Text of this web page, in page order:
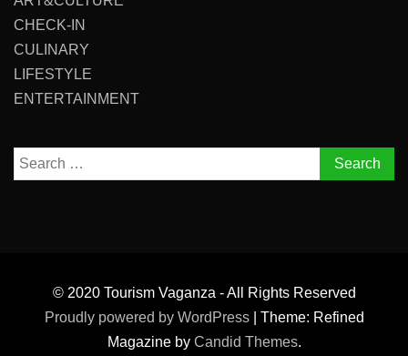
CHECK-IN
CULINARY
LIFESTYLE
ENTERTAINMENT
Search
for:
© 2020 Tourism Vaganza - All Rights Reserved
Proudly powered by WordPress
Theme: Refined
Magazine by Candid Themes.